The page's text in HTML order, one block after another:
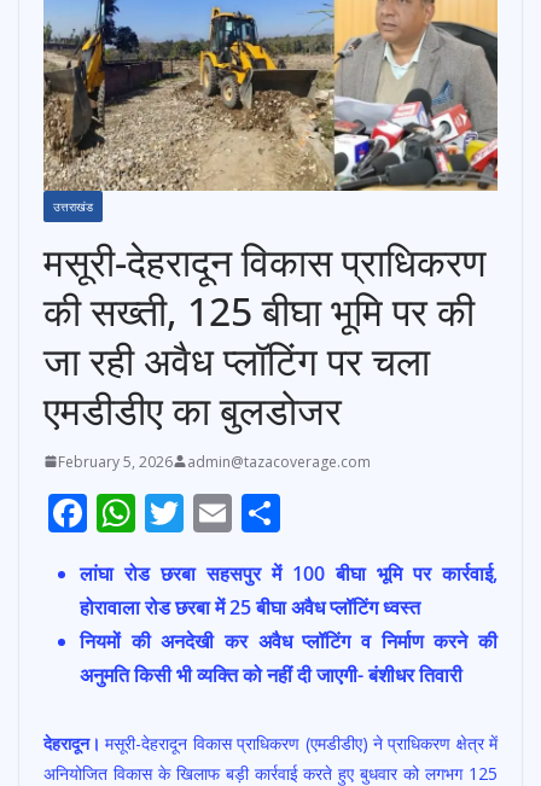
उत्तराखंड
मसूरी-देहरादून विकास प्राधिकरण
की सख्ती, 125 बीघा भूमि पर की
जा रही अवैध प्लॉटिंग पर चला
एमडीडीए का बुलडोजर
February 5, 2026 admin@tazacoverage.com
F
ac
e
b
o
o
k
W
at
s
A
p
T
itt
er
E
ai
l
h
ar
e
लांघा रोड छरबा सहसपुर में 100 बीघा भूमि पर कार्रवाई,
होरावाला रोड छरबा में 25 बीघा अवैध प्लॉटिंग ध्वस्त
नियमों की अनदेखी कर अवैध प्लॉटिंग व निर्माण करने की
अनुमति किसी भी व्यक्ति को नहीं दी जाएगी- बंशीधर तिवारी
देहरादून।मसूरी-देहरादून विकास प्राधिकरण (एमडीडीए) ने प्राधिकरण क्षेत्र में
अनियोजित विकास के खिलाफ बड़ी कार्रवाई करते हुए बुधवार को लगभग 125